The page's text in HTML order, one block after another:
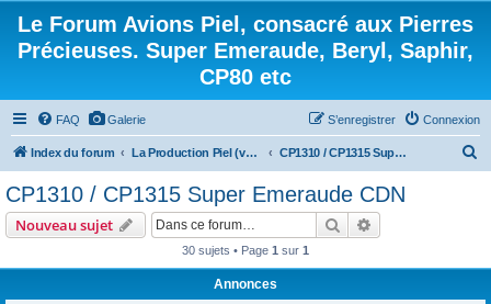
Le Forum Avions Piel, consacré aux Pierres
Précieuses. Super Emeraude, Beryl, Saphir,
CP80 etc
FAQ Galerie Connexion
S’enregistrer
Index du forum La Production Piel (vos questions, vos réponses) CP1310 / CP1315 Super Emeraude CDN
CP1310 / CP1315 Super Emeraude CDN
Nouveau sujet Rechercher
30 sujets • Page 1 sur 1
Annonces